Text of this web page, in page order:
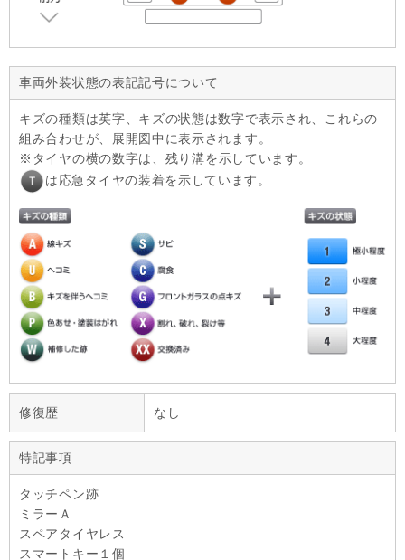
車両外装状態の表記記号について
キズの種類は英字、キズの状態は数字で表示され、これらの
組み合わせが、展開図中に表示されます。
タイヤの横の数字は、残り溝を示しています。
は応急タイヤの装着を示しています。
修復歴 なし
特記事項
タッチペン跡
ミラーＡ
スペアタイヤレス
スマートキー１個